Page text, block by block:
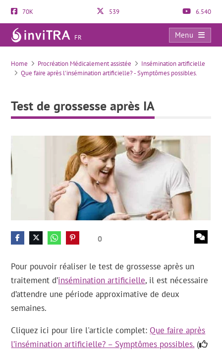
70K 539 6.540
FR
Menu
Test de grossesse après IA
Home Procréation Médicalement assistée
Insémination artificielle
Que faire après l'insémination artificielle? - Symptômes possibles.
Test de grossesse après IA
0
Pour pouvoir réaliser le test de grossesse après un
traitement d’insémination artificielle, il est nécessaire
d’attendre une période approximative de deux
semaines.
Cliquez ici pour lire l'article complet: Que faire après
l’insémination artificielle? – Symptômes possibles. (